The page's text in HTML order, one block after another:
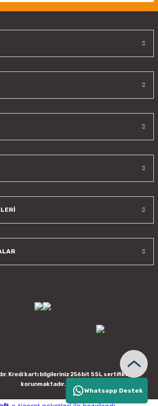
Kredi kartı bilgileriniz 256bit SSL sertifikası ile
korunmaktadır.
Whatsapp Destek